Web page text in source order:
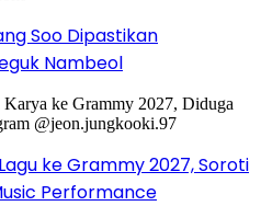
Soo Dipastikan
Nambeol
ke Grammy 2027, Soroti
Performance